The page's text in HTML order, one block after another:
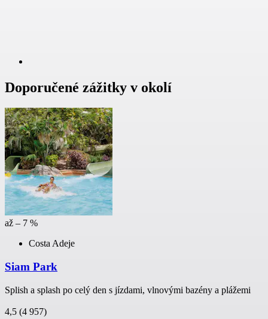
Doporučené zážitky v okolí
až – 7 %
Costa Adeje
Siam Park
Splish a splash po celý den s jízdami, vlnovými bazény a plážemi
4,5 (4 957)